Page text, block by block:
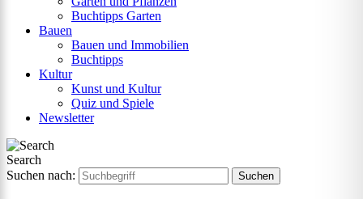
Buchtipps Garten
Bauen
Bauen und Immobilien
Buchtipps
Kultur
Kunst und Kultur
Quiz und Spiele
Newsletter
Search
Suchen nach: